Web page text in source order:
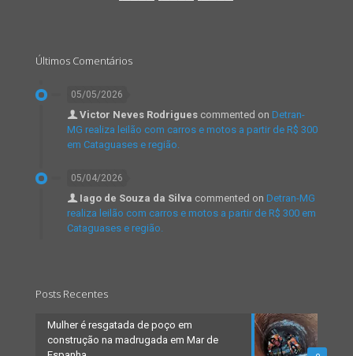
Últimos Comentários
05/05/2026
Victor Neves Rodrigues commented on Detran-
MG realiza leilão com carros e motos a partir de R$ 300
em Cataguases e região.
05/04/2026
Iago de Souza da Silva commented on Detran-MG
realiza leilão com carros e motos a partir de R$ 300 em
Cataguases e região.
Posts Recentes
Mulher é resgatada de poço em
construção na madrugada em Mar de